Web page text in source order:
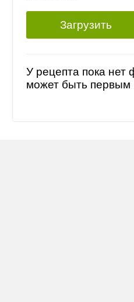
Загрузить
У рецепта пока нет
может быть первым